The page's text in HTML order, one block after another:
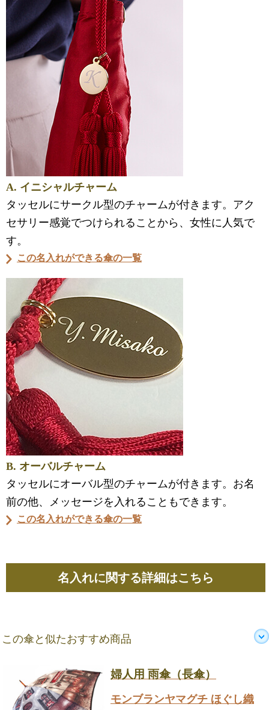
A. イニシャルチャーム
タッセルにサークル型のチャームが付きます。アク
セサリー感覚でつけられることから、女性に人気で
す。
この名入れができる傘の一覧
B. オーバルチャーム
タッセルにオーバル型のチャームが付きます。お名
前の他、メッセージを入れることもできます。
この名入れができる傘の一覧
名入れに関する詳細はこちら
この傘と似たおすすめ商品
婦人用 雨傘（長傘）
モンブランヤマグチ ほぐし織